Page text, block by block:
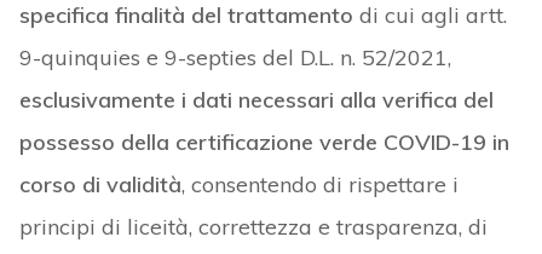
specifica finalità del trattamento di cui agli artt.
9-quinquies e 9-septies del D.L. n. 52/2021,
esclusivamente i dati necessari alla verifica del
possesso della certificazione verde COVID-19 in
corso di validità, consentendo di rispettare i
principi di liceità, correttezza e trasparenza, di